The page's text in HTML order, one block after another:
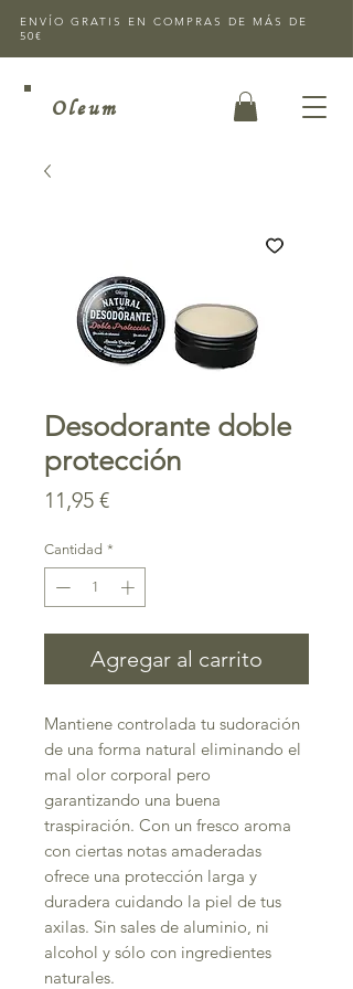
ENVÍO GRATIS EN COMPRAS DE MÁS DE
50€
Oleum
Desodorante doble
protección
11,95 €Precio
Cantidad *
Agregar al carrito
Mantiene controlada tu sudoración
de una forma natural eliminando el
mal olor corporal pero
garantizando una buena
traspiración. Con un fresco aroma
con ciertas notas amaderadas
ofrece una protección larga y
duradera cuidando la piel de tus
axilas. Sin sales de aluminio, ni
alcohol y sólo con ingredientes
naturales.